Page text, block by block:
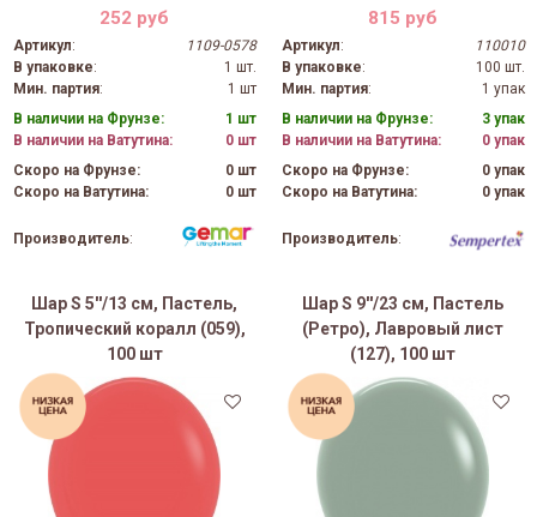
252 руб
Артикул:
1109-0578
В упаковке:
1 шт.
Мин. партия:
1 шт
В наличии на Фрунзе:
1 шт
В наличии на Ватутина:
0 шт
Скоро на Фрунзе:
0 шт
Скоро на Ватутина:
0 шт
Производитель:
815 руб
Артикул:
110010
В упаковке:
100 шт.
Мин. партия:
1 упак
В наличии на Фрунзе:
3 упак
В наличии на Ватутина:
0 упак
Скоро на Фрунзе:
0 упак
Скоро на Ватутина:
0 упак
Производитель:
Шар S 5''/13 см, Пастель,
Тропический коралл (059),
100 шт
Шар S 9''/23 см, Пастель
(Ретро), Лавровый лист
(127), 100 шт